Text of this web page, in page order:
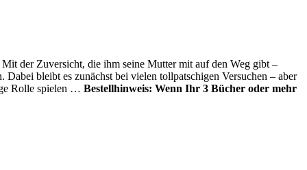
der Zuversicht, die ihm seine Mutter mit auf den Weg gibt –
bleibt es zunächst bei vielen tollpatschigen Versuchen – aber
Rolle spielen … Bestellhinweis: Wenn Ihr 3 Bücher oder mehr